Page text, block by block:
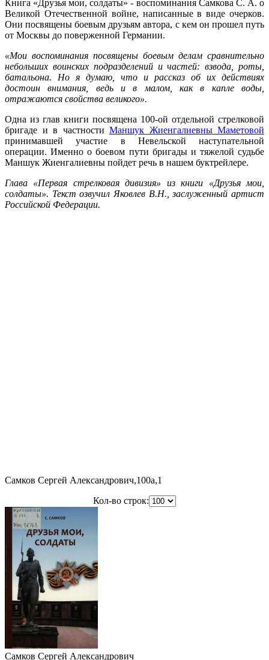
Книга «Друзья мои, солдаты» - воспоминания Самкова С. А. о
Великой Отечественной войне, написанные в виде очерков.
Они посвящены боевым друзьям автора, с кем он прошел путь
от Москвы до поверженной Германии.
«Мои воспоминания посвящены боевым делам сравнительно
небольших воинских подразделений и частей: взвода, роты,
батальона. Но я думаю, что и рассказ об их действиях
достоин внимания, ведь и в малом, как в капле воды,
отражаются свойства великого».
Одна из глав книги посвящена 100-ой отдельной стрелковой
бригаде и в частности Маншук Жиенгалиевны Маметовой
принимавшей участие в Невельской наступательной
операции. Именно о боевом пути бригады и тяжелой судьбе
Маншук Жиенгалиевны пойдет речь в нашем буктрейлере.
Глава «Первая стрелковая дивизия» из книги «Друзья мои,
солдаты». Текст озвучил Яковлев В.Н., заслуженный артист
Российской Федерации.
Самков Сергей Александрович,100a,1
Кол-во строк:
Самков Сергей Александрович